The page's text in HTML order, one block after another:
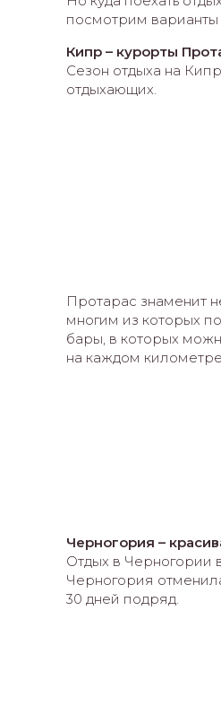
посмотрим варианты
Кипр – курорты
Сезон отдыха на
отдыхающих.
Протарас знаменит
многим из которых
бары, в которых
на каждом
Черногория –
Отдых в Черногории
Черногория
30 дней подряд.